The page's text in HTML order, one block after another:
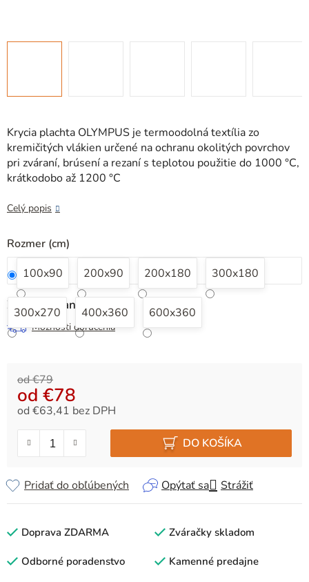
Krycia plachta OLYMPUS je termoodolná textília zo
kremičitých vlákien určené na ochranu okolitých povrchov
pri zváraní, brúsení a rezaní s teplotou použitie do 1000 °C,
krátkodobo až 1200 °C
Celý popis
Rozmer (cm)
100x90
200x90 200x180 300x180
300x270 400x360 600x360
Zvoľte variant
Možnosti doručenia
od €79
od €78
od €63,41 bez DPH
DO KOŠÍKA
Opýtať sa Strážiť
Pridať do obľúbených
Doprava ZDARMA Zváračky skladom
Odborné poradenstvo Kamenné predajne